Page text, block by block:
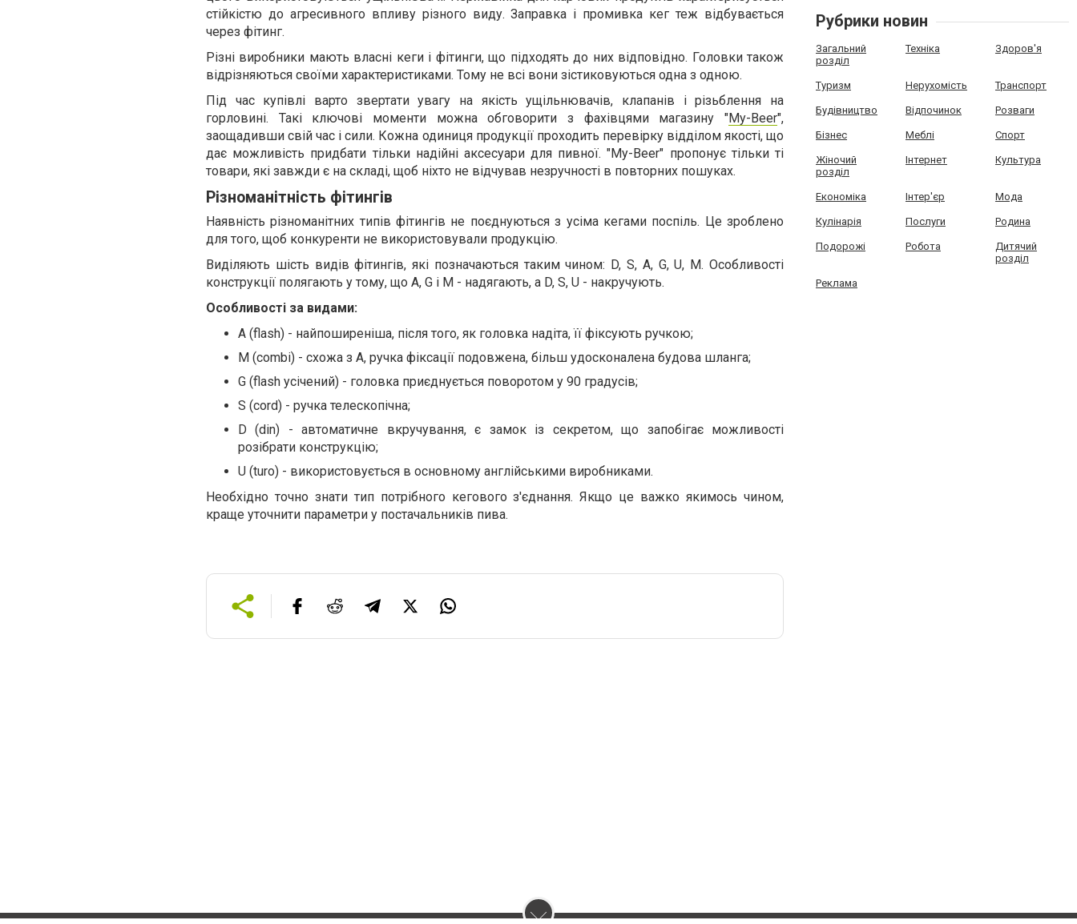
стійкістю до агресивного впливу різного виду. Заправка і промивка кег теж відбувається
через фітинг.
Різні виробники мають власні кеги і фітинги, що підходять до них відповідно. Головки також
відрізняються своїми характеристиками. Тому не всі вони зістиковуються одна з одною.
Під час купівлі варто звертати увагу на якість ущільнювачів, клапанів і різьблення на
горловині. Такі ключові моменти можна обговорити з фахівцями магазину "My-Beer",
заощадивши свій час і сили. Кожна одиниця продукції проходить перевірку відділом якості, що
дає можливість придбати тільки надійні аксесуари для пивної. "My-Beer" пропонує тільки ті
товари, які завжди є на складі, щоб ніхто не відчував незручності в повторних пошуках.
Різноманітність фітингів
Наявність різноманітних типів фітингів не поєднуються з усіма кегами поспіль. Це зроблено
для того, щоб конкуренти не використовували продукцію.
Виділяють шість видів фітингів, які позначаються таким чином: D, S, A, G, U, M. Особливості
конструкції полягають у тому, що A, G і М - надягають, а D, S, U - накручують.
Особливості за видами:
А (flash) - найпоширеніша, після того, як головка надіта, її фіксують ручкою;
М (combi) - схожа з А, ручка фіксації подовжена, більш удосконалена будова шланга;
G (flash усічений) - головка приєднується поворотом у 90 градусів;
S (cord) - ручка телескопічна;
D (din) - автоматичне вкручування, є замок із секретом, що запобігає можливості
розібрати конструкцію;
U (turo) - використовується в основному англійськими виробниками.
Необхідно точно знати тип потрібного кегового з'єднання. Якщо це важко якимось чином,
краще уточнити параметри у постачальників пива.
Рубрики новин
Загальний
розділ
Техніка Здоров'я
Туризм Нерухомість Транспорт
Будівництво Відпочинок Розваги
Бізнес Меблі Спорт
Жіночий
розділ
Інтернет Культура
Економіка Інтер'єр Мода
Кулінарія Послуги Родина
Подорожі Робота
Дитячий
розділ
Реклама